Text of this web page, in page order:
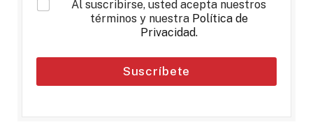
*
Al suscribirse, usted acepta nuestros
términos y nuestra Política de
Privacidad.
Suscríbete